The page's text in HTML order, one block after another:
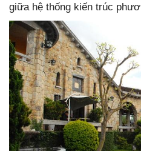
giữa hệ thống kiến trúc